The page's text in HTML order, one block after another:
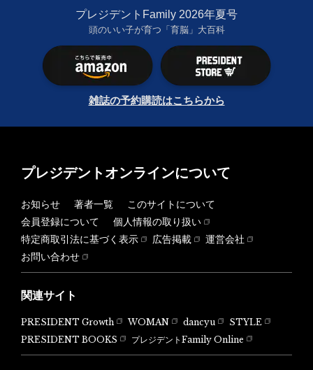
プレジデントFamily 2026年夏号
頭のいい子が育つ「育脳」大百科
雑誌の予約購読はこちらから
プレジデントオンラインについて
お知らせ 著者一覧
このサイトについて
会員登録について
個人情報の取り扱い
特定商取引法に基づく表示
広告掲載
運営会社
お問い合わせ
関連サイト
PRESIDENT Growth WOMAN dancyu
STYLE
PRESIDENT BOOKS
プレジデントFamily Online